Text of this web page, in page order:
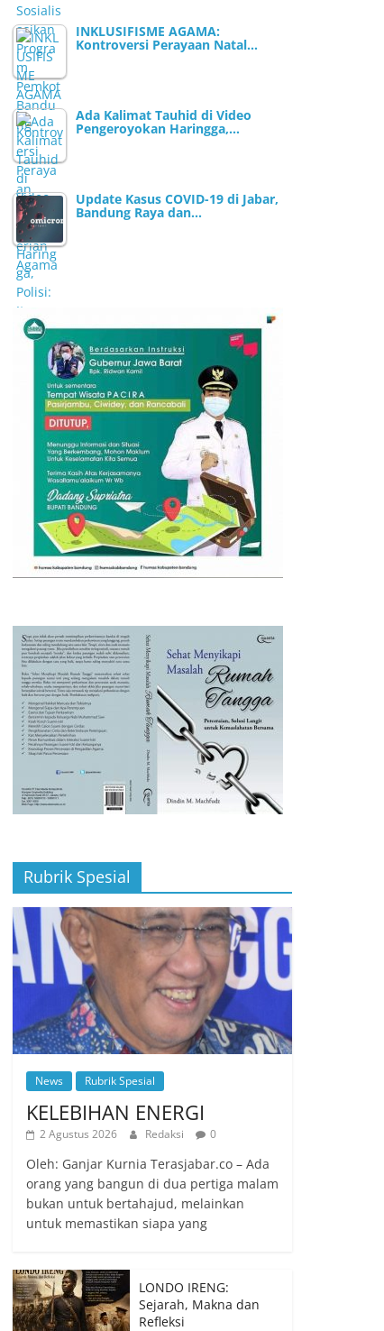
INKLUSIFISME AGAMA:
Kontroversi Perayaan Natal…
Ada Kalimat Tauhid di Video
Pengeroyokan Haringga,…
Update Kasus COVID-19 di Jabar,
Bandung Raya dan…
Rubrik Spesial
News Rubrik Spesial
KELEBIHAN ENERGI
2 Agustus 2026 Redaksi 0
Oleh: Ganjar Kurnia Terasjabar.co – Ada
orang yang bangun di dua pertiga malam
bukan untuk bertahajud, melainkan
untuk memastikan siapa yang
LONDO IRENG:
Sejarah, Makna dan
Refleksi